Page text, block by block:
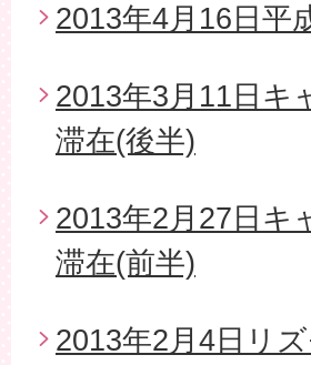
2013年4月16日平
2013年3月11日キ
滞在(後半)
2013年2月27日キ
滞在(前半)
2013年2月4日リ